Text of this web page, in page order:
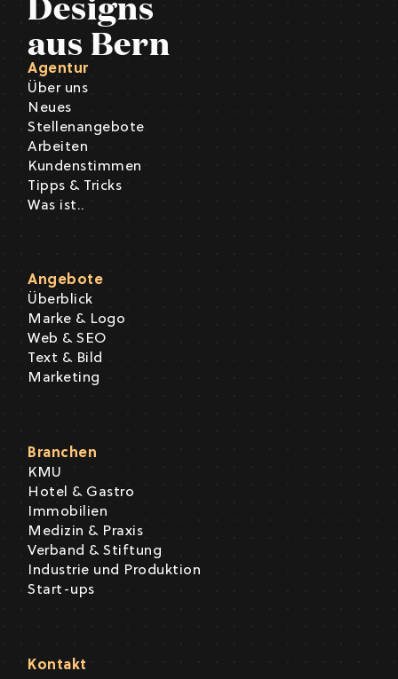
aus Bern
Agentur
Über uns
Neues
Stellenangebote
Arbeiten
Kundenstimmen
Tipps & Tricks
Was ist..
Angebote
Überblick
Marke & Logo
Web & SEO
Text & Bild
Marketing
Branchen
KMU
Hotel & Gastro
Immobilien
Medizin & Praxis
Verband & Stiftung
Industrie und Produktion
Start-ups
Kontakt